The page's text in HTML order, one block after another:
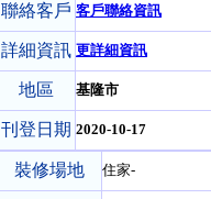
聯絡客戶 客戶聯絡資訊
詳細資訊 更詳細資訊
地區 基隆市
刊登日期 2020-10-17
裝修場地 住家-